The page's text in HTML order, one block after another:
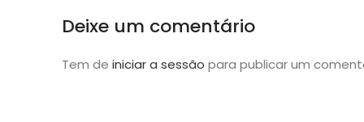
Deixe um comentário
Tem de iniciar a sessão para publicar um